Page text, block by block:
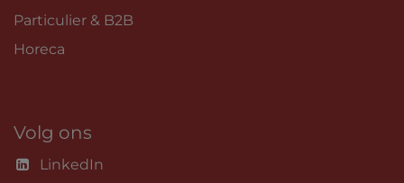
Particulier & B2B
Horeca
Volg ons
LinkedIn